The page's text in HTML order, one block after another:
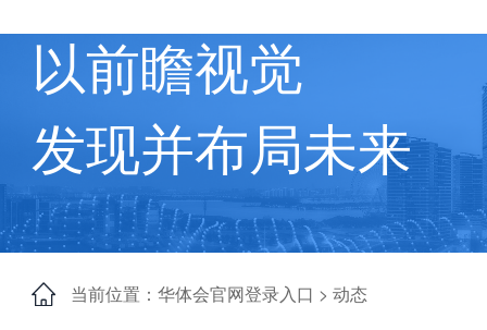
以前瞻视觉
发现并布局未来
当前位置：华体会官网登录入口 > 动态